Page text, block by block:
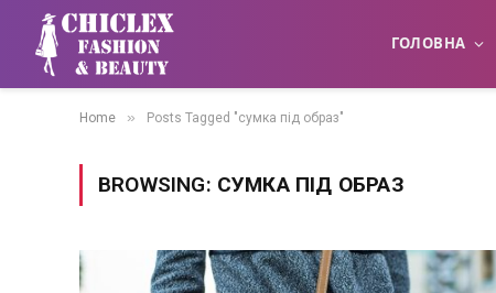
ГОЛОВНА
Home » Posts Tagged "сумка під образ"
BROWSING: СУМКА ПІД ОБРАЗ